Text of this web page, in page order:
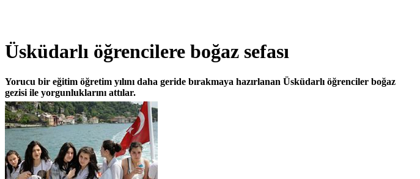
Üsküdarlı öğrencilere boğaz sefası
Yorucu bir eğitim öğretim yılını daha geride bırakmaya hazırlanan Üsküdarlı öğrenciler boğaz
gezisi ile yorgunluklarını attılar.